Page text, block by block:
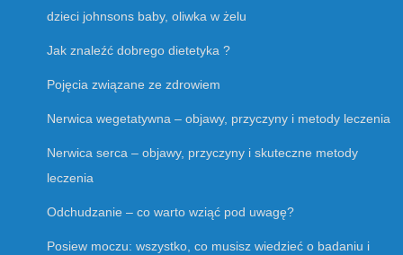
dzieci johnsons baby, oliwka w żelu
Jak znaleźć dobrego dietetyka ?
Pojęcia związane ze zdrowiem
Nerwica wegetatywna – objawy, przyczyny i metody leczenia
Nerwica serca – objawy, przyczyny i skuteczne metody
leczenia
Odchudzanie – co warto wziąć pod uwagę?
Posiew moczu: wszystko, co musisz wiedzieć o badaniu i